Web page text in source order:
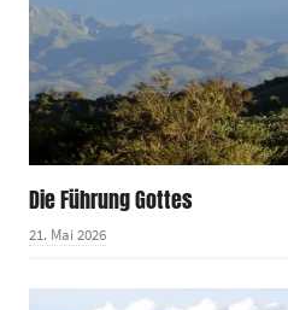
Die Führung Gottes
21. Mai 2026